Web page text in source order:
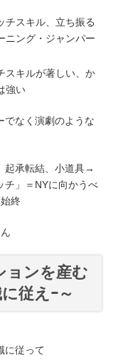
チスキル、立ち振る
ニング・ジャンパー
スキルが著しい、か
強い
でなく演劇のような
起承転結、小道具→
チ」＝NYに向かうべ
終
ョンを産む
従えｰ～
に従って